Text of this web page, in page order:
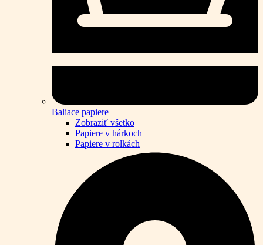
Baliace papiere
Zobraziť všetko
Papiere v hárkoch
Papiere v rolkách